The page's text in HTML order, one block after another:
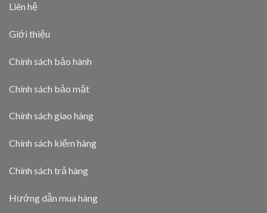
Liên hệ
Giới thiệu
Chính sách bảo hành
Chính sách bảo mật
Chính sách giao hàng
Chính sách kiểm hàng
Chính sách trả hàng
Hướng dẫn mua hàng